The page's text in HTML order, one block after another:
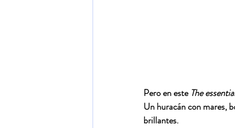
Pero en este The
Un huracán con mares,
brillantes.